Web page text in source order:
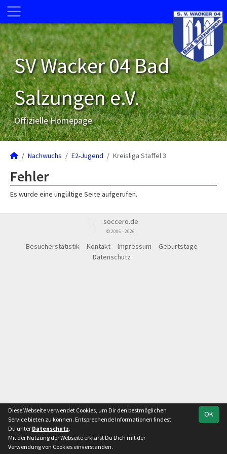
SV Wacker 04 Bad
Salzungen e.V.
Offizielle Homepage
Nachwuchs E2-Jugend Kreisliga Staffel 3
Team Kreisliga Staffel 3
Fehler
Es wurde eine ungültige Seite aufgerufen.
soccero.de
© 2006 - 2026
Besucherstatistik Kontakt Impressum
Geburtstage
Datenschutz
OK
Diese Webseite verwendet Cookies, um Dir den bestmöglichen
Service bieten zu können. Entsprechende Informationen findest
Du unter Datenschutz.
Mit der Nutzung der Webseite erklärst Du Dich mit der
Verwendung von Cookies einverstanden.